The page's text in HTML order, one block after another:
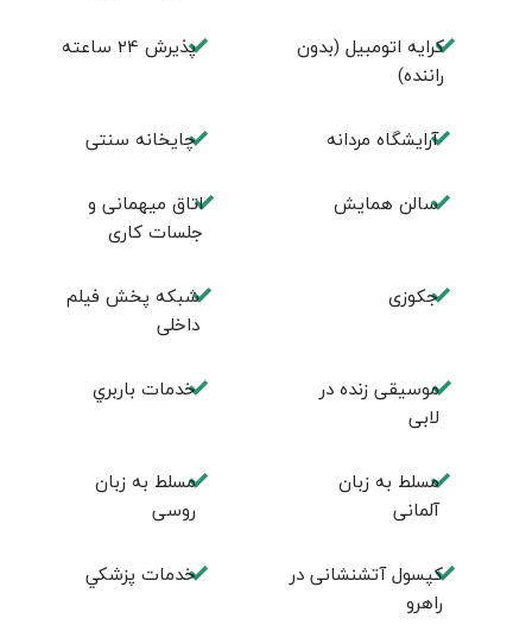
کرایه اتومبیل (بدون
راننده)
پذيرش 24 ساعته
آرايشگاه مردانه چايخانه سنتی
سالن همايش
اتاق ميهمانی و
جلسات كاری
جكوزی
شبكه پخش فيلم
داخلی
موسيقی زنده در
لابی
خدمات باربري
مسلط به زبان
آلمانی
مسلط به زبان
روسی
کپسول آتشنشانی در
راهرو
خدمات پزشكي